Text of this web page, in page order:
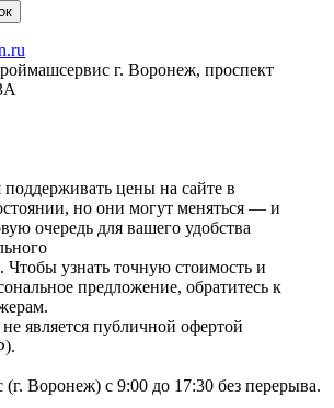
г. Воронеж, проспект
цены на сайте в
но они могут меняться — и
очередь для вашего удобства
Чтобы узнать точную стоимость и
предложение, обратитесь к
является публичной офертой
Воронеж) с 9:00 до 17:30 без перерыва.